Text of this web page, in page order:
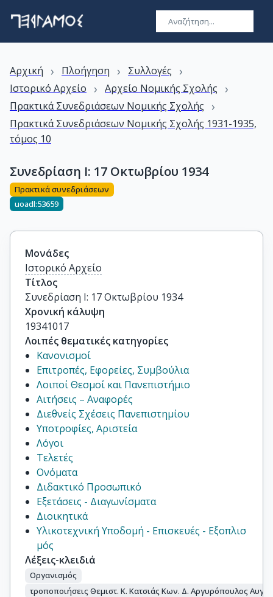
Αρχική › Πλοήγηση › Συλλογές ›
Ιστορικό Αρχείο › Αρχείο Νομικής Σχολής ›
Πρακτικά Συνεδριάσεων Νομικής Σχολής ›
Πρακτικά Συνεδριάσεων Νομικής Σχολής 1931-1935,
τόμος 10
Συνεδρίαση I: 17 Οκτωβρίου 1934
Πρακτικά συνεδριάσεων
uoadl:53659
Μονάδες
Ιστορικό Αρχείο
Τίτλος
Συνεδρίαση I: 17 Οκτωβρίου 1934
Χρονική κάλυψη
19341017
Λοιπές θεματικές κατηγορίες
Κανονισμοί
Επιτροπές, Εφορείες, Συμβούλια
Λοιποί Θεσμοί και Πανεπιστήμιο
Αιτήσεις – Αναφορές
Διεθνείς Σχέσεις Πανεπιστημίου
Υποτροφίες, Αριστεία
Λόγοι
Τελετές
Ονόματα
Διδακτικό Προσωπικό
Εξετάσεις - Διαγωνίσματα
Διοικητικά
Υλικοτεχνική Υποδομή - Επισκευές - Εξοπλισ
μός
Λέξεις-κλειδιά
Οργανισμός
τροποποιήσεις Θεμιστ. Κ. Κατσιάς Κων. Δ. Αργυρόπουλος